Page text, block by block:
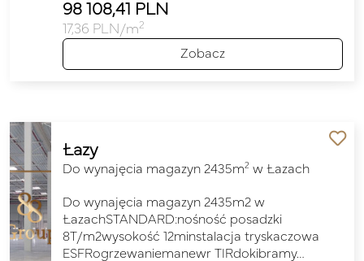
98 108,41 PLN
17,36 PLN/m2
Zobacz
Łazy
Do wynajęcia magazyn 2435m2 w Łazach
Do wynajęcia magazyn 2435m2 w
ŁazachSTANDARD:nośność posadzki
8T/m2wysokość 12minstalacja tryskaczowa
ESFRogrzewaniemanewr TIRdokibramy…